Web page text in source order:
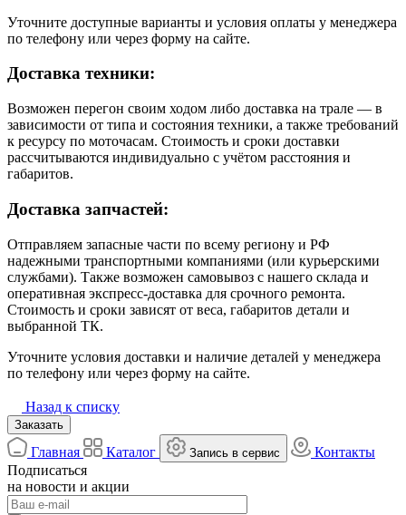
Уточните доступные варианты и условия оплаты у менеджера
по телефону или через форму на сайте.
Доставка техники:
Возможен перегон своим ходом либо доставка на трале — в
зависимости от типа и состояния техники, а также требований
к ресурсу по моточасам. Стоимость и сроки доставки
рассчитываются индивидуально с учётом расстояния и
габаритов.
Доставка запчастей:
Отправляем запасные части по всему региону и РФ
надежными транспортными компаниями (или курьерскими
службами). Также возможен самовывоз с нашего склада и
оперативная экспресс-доставка для срочного ремонта.
Стоимость и сроки зависят от веса, габаритов детали и
выбранной ТК.
Уточните условия доставки и наличие деталей у менеджера
по телефону или через форму на сайте.
Назад к списку
Заказать
Главная Каталог Запись в сервис
Контакты
Подписаться
на новости и акции